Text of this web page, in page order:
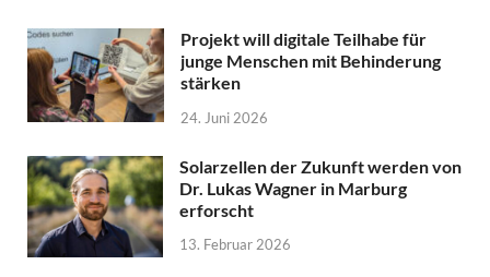
Projekt will digitale Teilhabe für
junge Menschen mit Behinderung
stärken
24. Juni 2026
Solarzellen der Zukunft werden von
Dr. Lukas Wagner in Marburg
erforscht
13. Februar 2026